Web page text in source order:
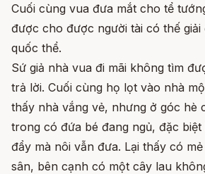
Cuối cùng vua đưa mắt cho tể
được cho được người tài có thế giải
quốc thể.
Sứ giả nhà vua đi mãi không tìm
trả lời. Cuối cùng họ lọt vào nhà
thấy nhà vắng vẻ, nhưng ở góc hè
trong có đứa bé đang ngủ, đặc
đẩy mà nôi vẫn đưa. Lại thấy có
sân, bên cạnh có một cây lau